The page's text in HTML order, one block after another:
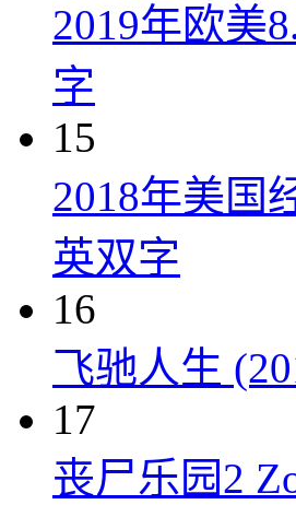
2019年欧美
字
15
2018年美国
英双字
16
飞驰人生
17
丧尸乐园2